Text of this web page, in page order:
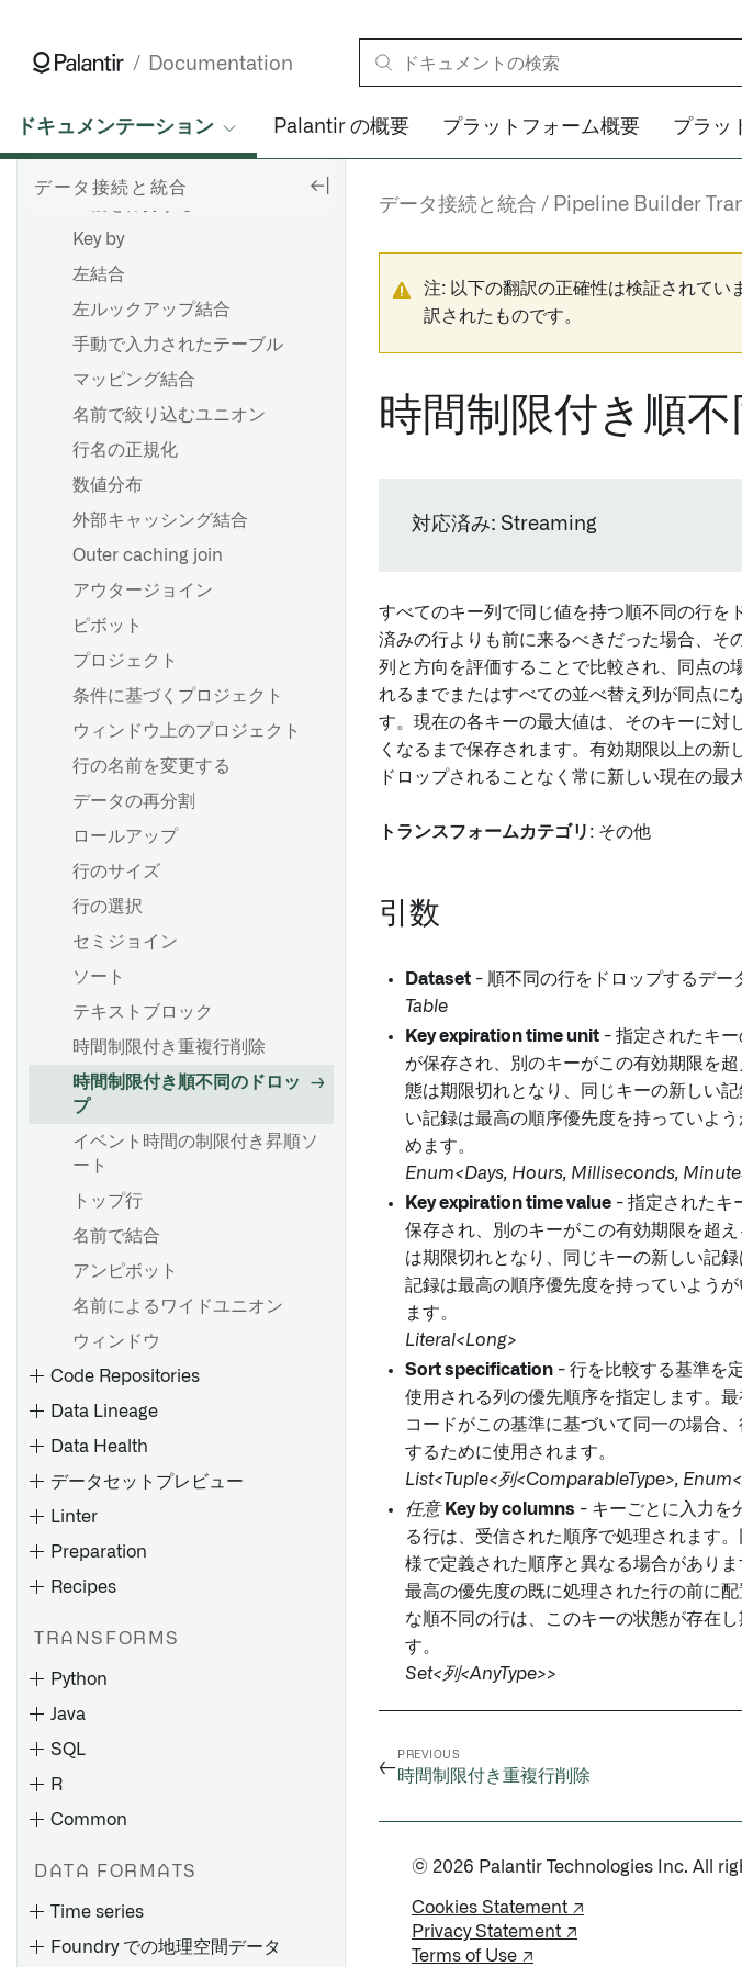
Documentation
ドキュメンテーション Palantir の概要 プラットフォーム概要 プラッ
データ接続と統合
Oracle NetSuite
Oracle NetSuite SuiteQL
Oracle NetSuite SuiteTalk
スケジューリングのベストプ
プロダクションパイプライン
の構築
概要
CSVまたはJSONファイルのス
キーマを推定する
概要
マーキングの削除に関するガ
イダンス
継承されたマーキングと組織
の削除
ジョブグループ
ポート
概要
ブランチの作成
変更案を提案する
変更を承認する
ブランチ保護
フォールバックブランチ
概要
スケジュールの作成
Scheduler の AIP 機能
データ期待値
データのヘルスチェックを設
テスト
内部結合
K-means クラスタリング
Key by
左結合
左ルックアップ結合
手動で入力されたテーブル
マッピング結合
名前で絞り込むユニオン
行名の正規化
数値分布
外部キャッシング結合
Outer caching join
アウタージョイン
ピボット
プロジェクト
条件に基づくプロジェクト
ウィンドウ上のプロジェクト
行の名前を変更する
データの再分割
ロールアップ
行のサイズ
行の選択
セミジョイン
ソート
テキストブロック
時間制限付き重複行削除
時間制限付き順不同のドロッ
プ
イベント時間の制限付き昇順ソ
ート
トップ行
名前で結合
アンピボット
名前によるワイドユニオン
ウィンドウ
Code Repositories
Control Panelでのコードリポ
ジトリ設定の構成
トランスフォームの作成
トランスフォームをプレビュ
Data Lineage
データフローを探索する
ィティを探索する
グラフの保存と共有
プレビューとロジック
トを見つける
Data Health
チェックの種類
解
データセットプレビュー
Linter
Preparation
Recipes
TRANSFORMS
Python
ベルバージョン管理
``meta.yaml``
仮想テーブルの概要
Java
イン
例
非構造化ファイルの読み書き
SQL
R
Common
DATA FORMATS
Time series
Foundry での地理空間データ
データ接続と統合 Pipeline Builder
注: 以下の翻訳の正確性は検証されてい
訳されたものです。
時間制限付き順
対応済み: Streaming
すべてのキー列で同じ値を持つ順不同の行を
済みの行よりも前に来るべきだった場合、そ
列と方向を評価することで比較され、同点の
れるまでまたはすべての並べ替え列が同点に
す。現在の各キーの最大値は、そのキーに対
くなるまで保存されます。有効期限以上の
ドロップされることなく常に新しい現在の最
トランスフォームカテゴリ : その他
引数
Dataset - 順不同の行をドロップするデー
Table
Key expiration time unit - 指定されたキ
が保存され、別のキーがこの有効期限を
態は期限切れとなり、同じキーの新しい
い記録は最高の順序優先度を持っていよ
めます。
Enum<Days, Hours, Milliseconds,
Key expiration time value - 指定されたキ
保存され、別のキーがこの有効期限を超
は期限切れとなり、同じキーの新しい記
記録は最高の順序優先度を持っていよう
ます。
Literal<Long>
Sort specification - 行を比較する基準を
使用される列の優先順序を指定します。
コードがこの基準に基づいて同一の場合
するために使用されます。
List<Tuple<列<ComparableType>,
任意 Key by columns - キーごとに入力を
る行は、受信された順序で処理されます
様で定義された順序と異なる場合があり
最高の優先度の既に処理された行の前に
な順不同の行は、このキーの状態が存在
す。
Set<列<AnyType>>
←
PREVIOUS
時間制限付き重複行削除
© 2026 Palantir Technologies Inc. All
Cookies Statement ↗
Privacy Statement ↗
Terms of Use ↗